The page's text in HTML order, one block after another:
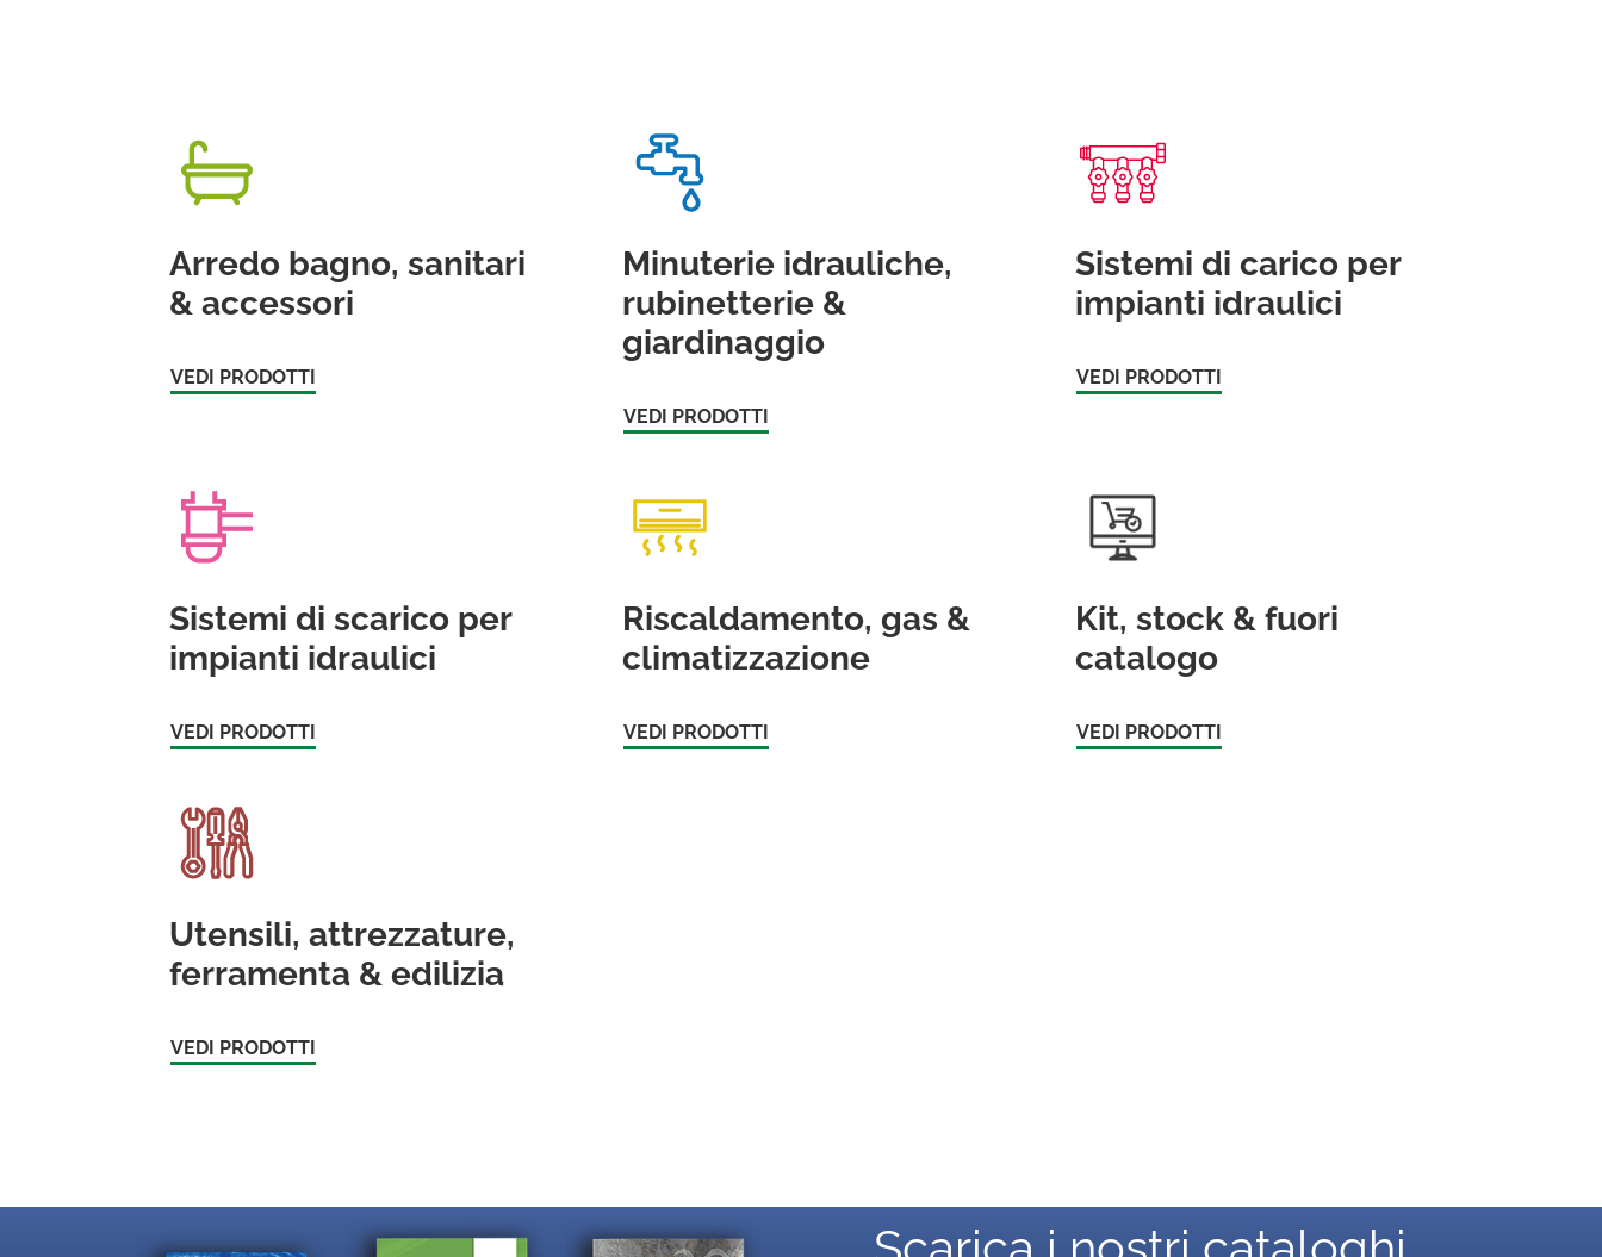
Arredo bagno, sanitari
& accessori
VEDI PRODOTTI
Minuterie idrauliche,
rubinetterie &
giardinaggio
VEDI PRODOTTI
Sistemi di carico per
impianti idraulici
VEDI PRODOTTI
Sistemi di scarico per
impianti idraulici
VEDI PRODOTTI
Riscaldamento, gas &
climatizzazione
VEDI PRODOTTI
Kit, stock & fuori
catalogo
VEDI PRODOTTI
Utensili, attrezzature,
ferramenta & edilizia
VEDI PRODOTTI